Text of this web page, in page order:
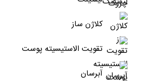
کلاژن ساز
تقویت الاستیسیته پوست
آبرسان